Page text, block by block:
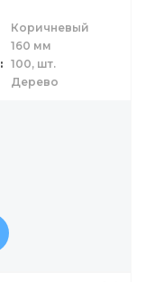
Коричневый
160 мм
100, шт.
Дерево